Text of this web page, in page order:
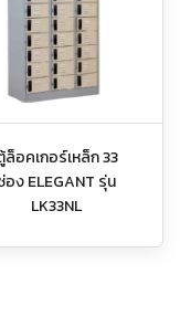
ล็อคเกอร์เหล็ก 33
อง ELEGANT รุ่น
LK33NL